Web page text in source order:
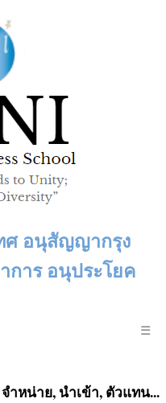
ศ อนุสัญญากรุง
การ อนุประโยค
☰
หน่าย, นำเข้า, ตัวแทน...